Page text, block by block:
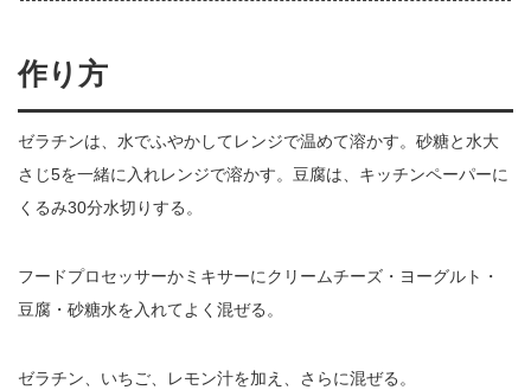
作り方
ゼラチンは、水でふやかしてレンジで温めて溶かす。砂糖と水大
さじ5を一緒に入れレンジで溶かす。豆腐は、キッチンペーパーに
くるみ30分水切りする。
フードプロセッサーかミキサーにクリームチーズ・ヨーグルト・
豆腐・砂糖水を入れてよく混ぜる。
ゼラチン、いちご、レモン汁を加え、さらに混ぜる。